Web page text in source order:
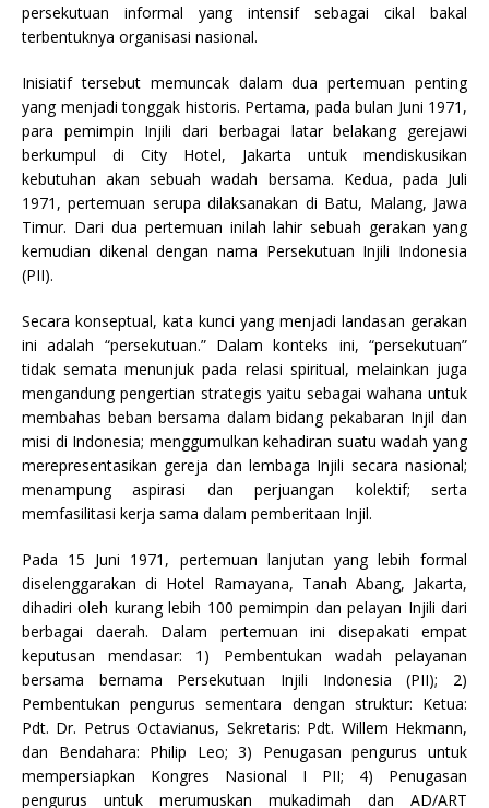
persekutuan informal yang intensif sebagai cikal bakal
terbentuknya organisasi nasional.
Inisiatif tersebut memuncak dalam dua pertemuan penting
yang menjadi tonggak historis. Pertama, pada bulan Juni 1971,
para pemimpin Injili dari berbagai latar belakang gerejawi
berkumpul di City Hotel, Jakarta untuk mendiskusikan
kebutuhan akan sebuah wadah bersama. Kedua, pada Juli
1971, pertemuan serupa dilaksanakan di Batu, Malang, Jawa
Timur. Dari dua pertemuan inilah lahir sebuah gerakan yang
kemudian dikenal dengan nama Persekutuan Injili Indonesia
(PII).
Secara konseptual, kata kunci yang menjadi landasan gerakan
ini adalah “persekutuan.” Dalam konteks ini, “persekutuan”
tidak semata menunjuk pada relasi spiritual, melainkan juga
mengandung pengertian strategis yaitu sebagai wahana untuk
membahas beban bersama dalam bidang pekabaran Injil dan
misi di Indonesia; menggumulkan kehadiran suatu wadah yang
merepresentasikan gereja dan lembaga Injili secara nasional;
menampung aspirasi dan perjuangan kolektif; serta
memfasilitasi kerja sama dalam pemberitaan Injil.
Pada 15 Juni 1971, pertemuan lanjutan yang lebih formal
diselenggarakan di Hotel Ramayana, Tanah Abang, Jakarta,
dihadiri oleh kurang lebih 100 pemimpin dan pelayan Injili dari
berbagai daerah. Dalam pertemuan ini disepakati empat
keputusan mendasar: 1) Pembentukan wadah pelayanan
bersama bernama Persekutuan Injili Indonesia (PII); 2)
Pembentukan pengurus sementara dengan struktur: Ketua:
Pdt. Dr. Petrus Octavianus, Sekretaris: Pdt. Willem Hekmann,
dan Bendahara: Philip Leo; 3) Penugasan pengurus untuk
mempersiapkan Kongres Nasional I PII; 4) Penugasan
pengurus untuk merumuskan mukadimah dan AD/ART